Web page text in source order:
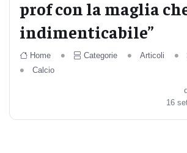
prof con la maglia
indimenticabile”
Home Categorie Articoli
Calcio
16